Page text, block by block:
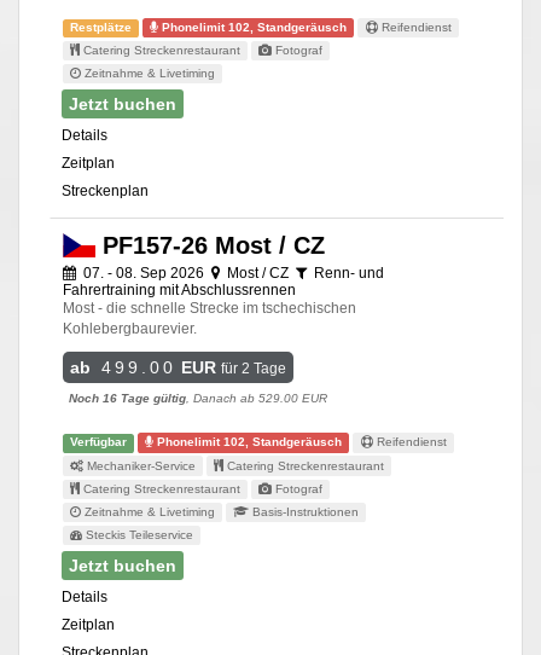
Restplätze Phonelimit 102, Standgeräusch
Reifendienst
Catering Streckenrestaurant
Fotograf
Zeitnahme & Livetiming
Jetzt buchen
Details
Zeitplan
Streckenplan
PF157-26 Most / CZ
07. - 08. Sep 2026 Most / CZ
Renn- und
Fahrertraining mit Abschlussrennen
Most - die schnelle Strecke im tschechischen
Kohlebergbaurevier.
ab 499.00 EUR für 2 Tage
Noch 16 Tage gültig, Danach ab 529.00 EUR
Verfügbar Phonelimit 102, Standgeräusch
Reifendienst
Mechaniker-Service
Catering Streckenrestaurant
Catering Streckenrestaurant
Fotograf
Zeitnahme & Livetiming
Basis-Instruktionen
Steckis Teileservice
Jetzt buchen
Details
Zeitplan